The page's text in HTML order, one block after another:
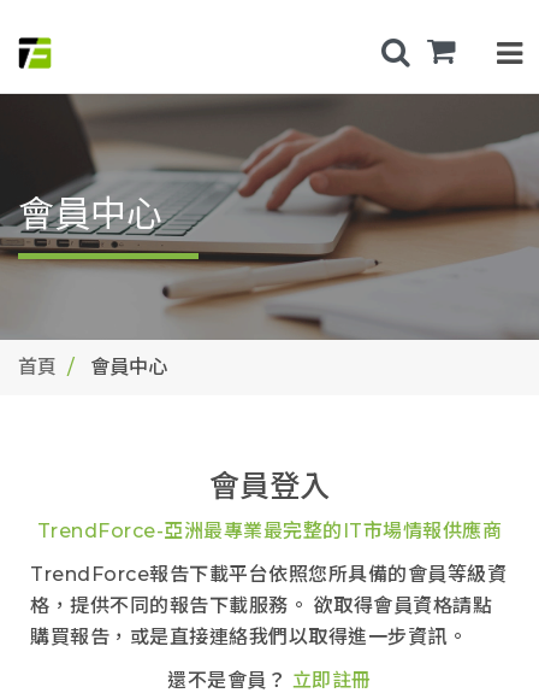
會員中心
首頁 會員中心
會員登入
TrendForce-亞洲最專業最完整的IT市場情報供應商
TrendForce報告下載平台依照您所具備的會員等級資
格，提供不同的報告下載服務。 欲取得會員資格請點
購買報告，或是直接連絡我們以取得進一步資訊。
還不是會員？ 立即註冊